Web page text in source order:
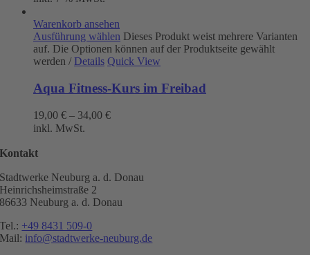
Warenkorb ansehen
Ausführung wählen Dieses Produkt weist mehrere Varianten
auf. Die Optionen können auf der Produktseite gewählt
werden / Details Quick View
Aqua Fitness-Kurs im Freibad
19,00 € – 34,00 €
inkl. MwSt.
Kontakt
Stadtwerke Neuburg a. d. Donau
Heinrichsheimstraße 2
86633 Neuburg a. d. Donau
Tel.: +49 8431 509-0
Mail: info@stadtwerke-neuburg.de